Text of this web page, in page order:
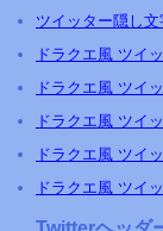
ツイッター隠し
ドラクエ風 ツイ
ドラクエ風 ツイ
ドラクエ風 ツイ
ドラクエ風 ツイ
ドラクエ風 ツイ